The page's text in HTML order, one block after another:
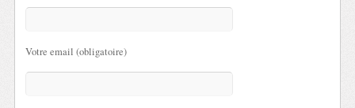
Votre email (obligatoire)